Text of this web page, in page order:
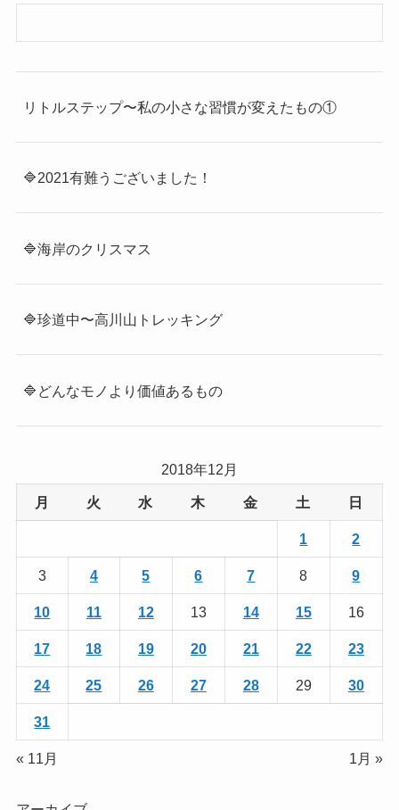
リトルステップ〜私の小さな習慣が変えたもの①
🔷2021有難うございました！
🔷海岸のクリスマス
🔷珍道中〜高川山トレッキング
🔷どんなモノより価値あるもの
2018年12月
月 火 水 木 金 土 日
1 2
3 4 5 6 7 8 9
10 11 12 13 14 15 16
17 18 19 20 21 22 23
24 25 26 27 28 29 30
31
« 11月 1月 »